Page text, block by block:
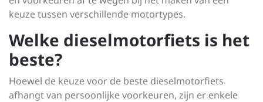
keuze tussen verschillende motortypes.
Welke dieselmotorfiets is het
beste?
Hoewel de keuze voor de beste dieselmotorfiets
afhangt van persoonlijke voorkeuren, zijn er enkele